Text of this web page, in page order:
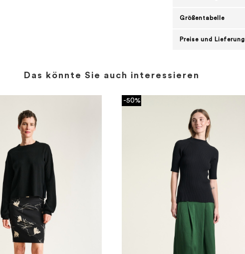
Größentabelle
Preise und Lieferung
Das könnte Sie auch interessieren
-50%